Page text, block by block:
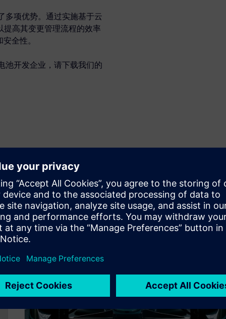
多项优势。通过实施基于云
提高其变更管理流程的效率
全性。
池开发企业，请下载我们的